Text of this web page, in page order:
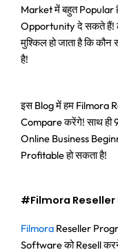
Market में बहुत
Opportunity दे सकते हैं!
मुश्किल हो जाता है कि
है!
इस Blog में हम Filmora
Compare करेंगे! साथ ही
Online Business
Profitable हो सकता है!
#Filmora Reseller
Filmora Reseller
Software को Resell